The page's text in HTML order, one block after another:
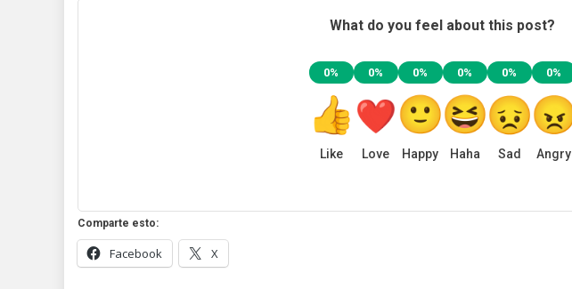
What do you feel about this post?
0%
Like
0%
Love
0%
Happy
0%
Haha
0%
Sad
0%
Angry
Comparte esto:
Facebook X